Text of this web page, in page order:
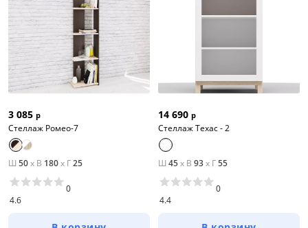
3 085 р
Стеллаж Ромео-7
Ш 50x В 180x Г25
4.6
0
14 690 р
Стеллаж Техас - 2
Ш 45x В 93x Г55
4.4
0